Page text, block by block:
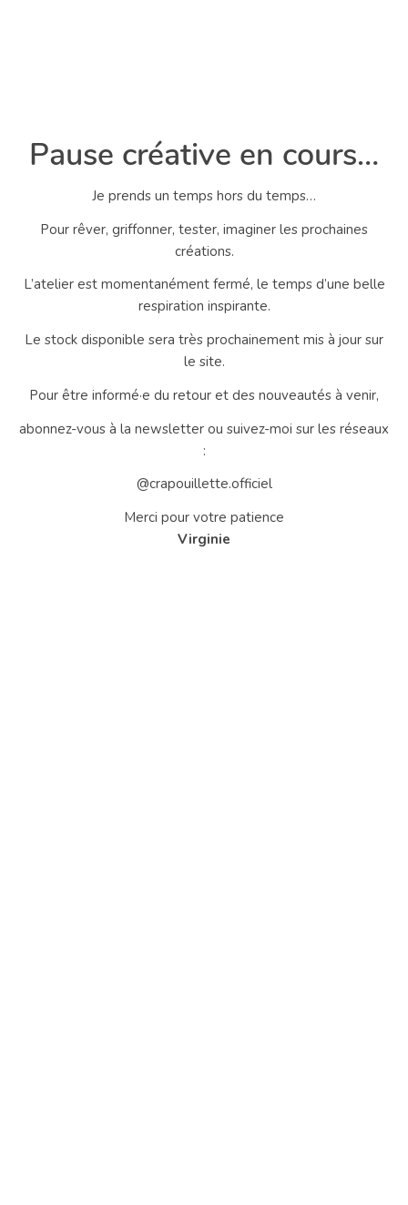
Pause créative en cours…
Je prends un temps hors du temps…
Pour rêver, griffonner, tester, imaginer les prochaines
créations.
L’atelier est momentanément fermé, le temps d’une belle
respiration inspirante.
Le stock disponible sera très prochainement mis à jour sur
le site.
Pour être informé·e du retour et des nouveautés à venir,
abonnez-vous à la newsletter ou suivez-moi sur les réseaux
:
@crapouillette.officiel
Merci pour votre patience
Virginie